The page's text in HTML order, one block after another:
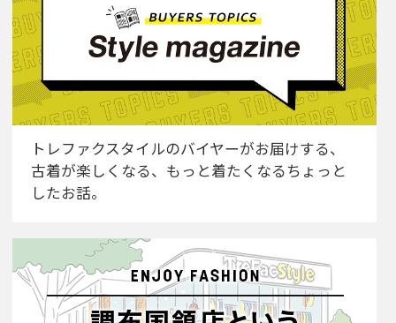
トレファクスタイルのバイヤーがお届けする、
古着が楽しくなる、もっと着たくなるちょっと
したお話。